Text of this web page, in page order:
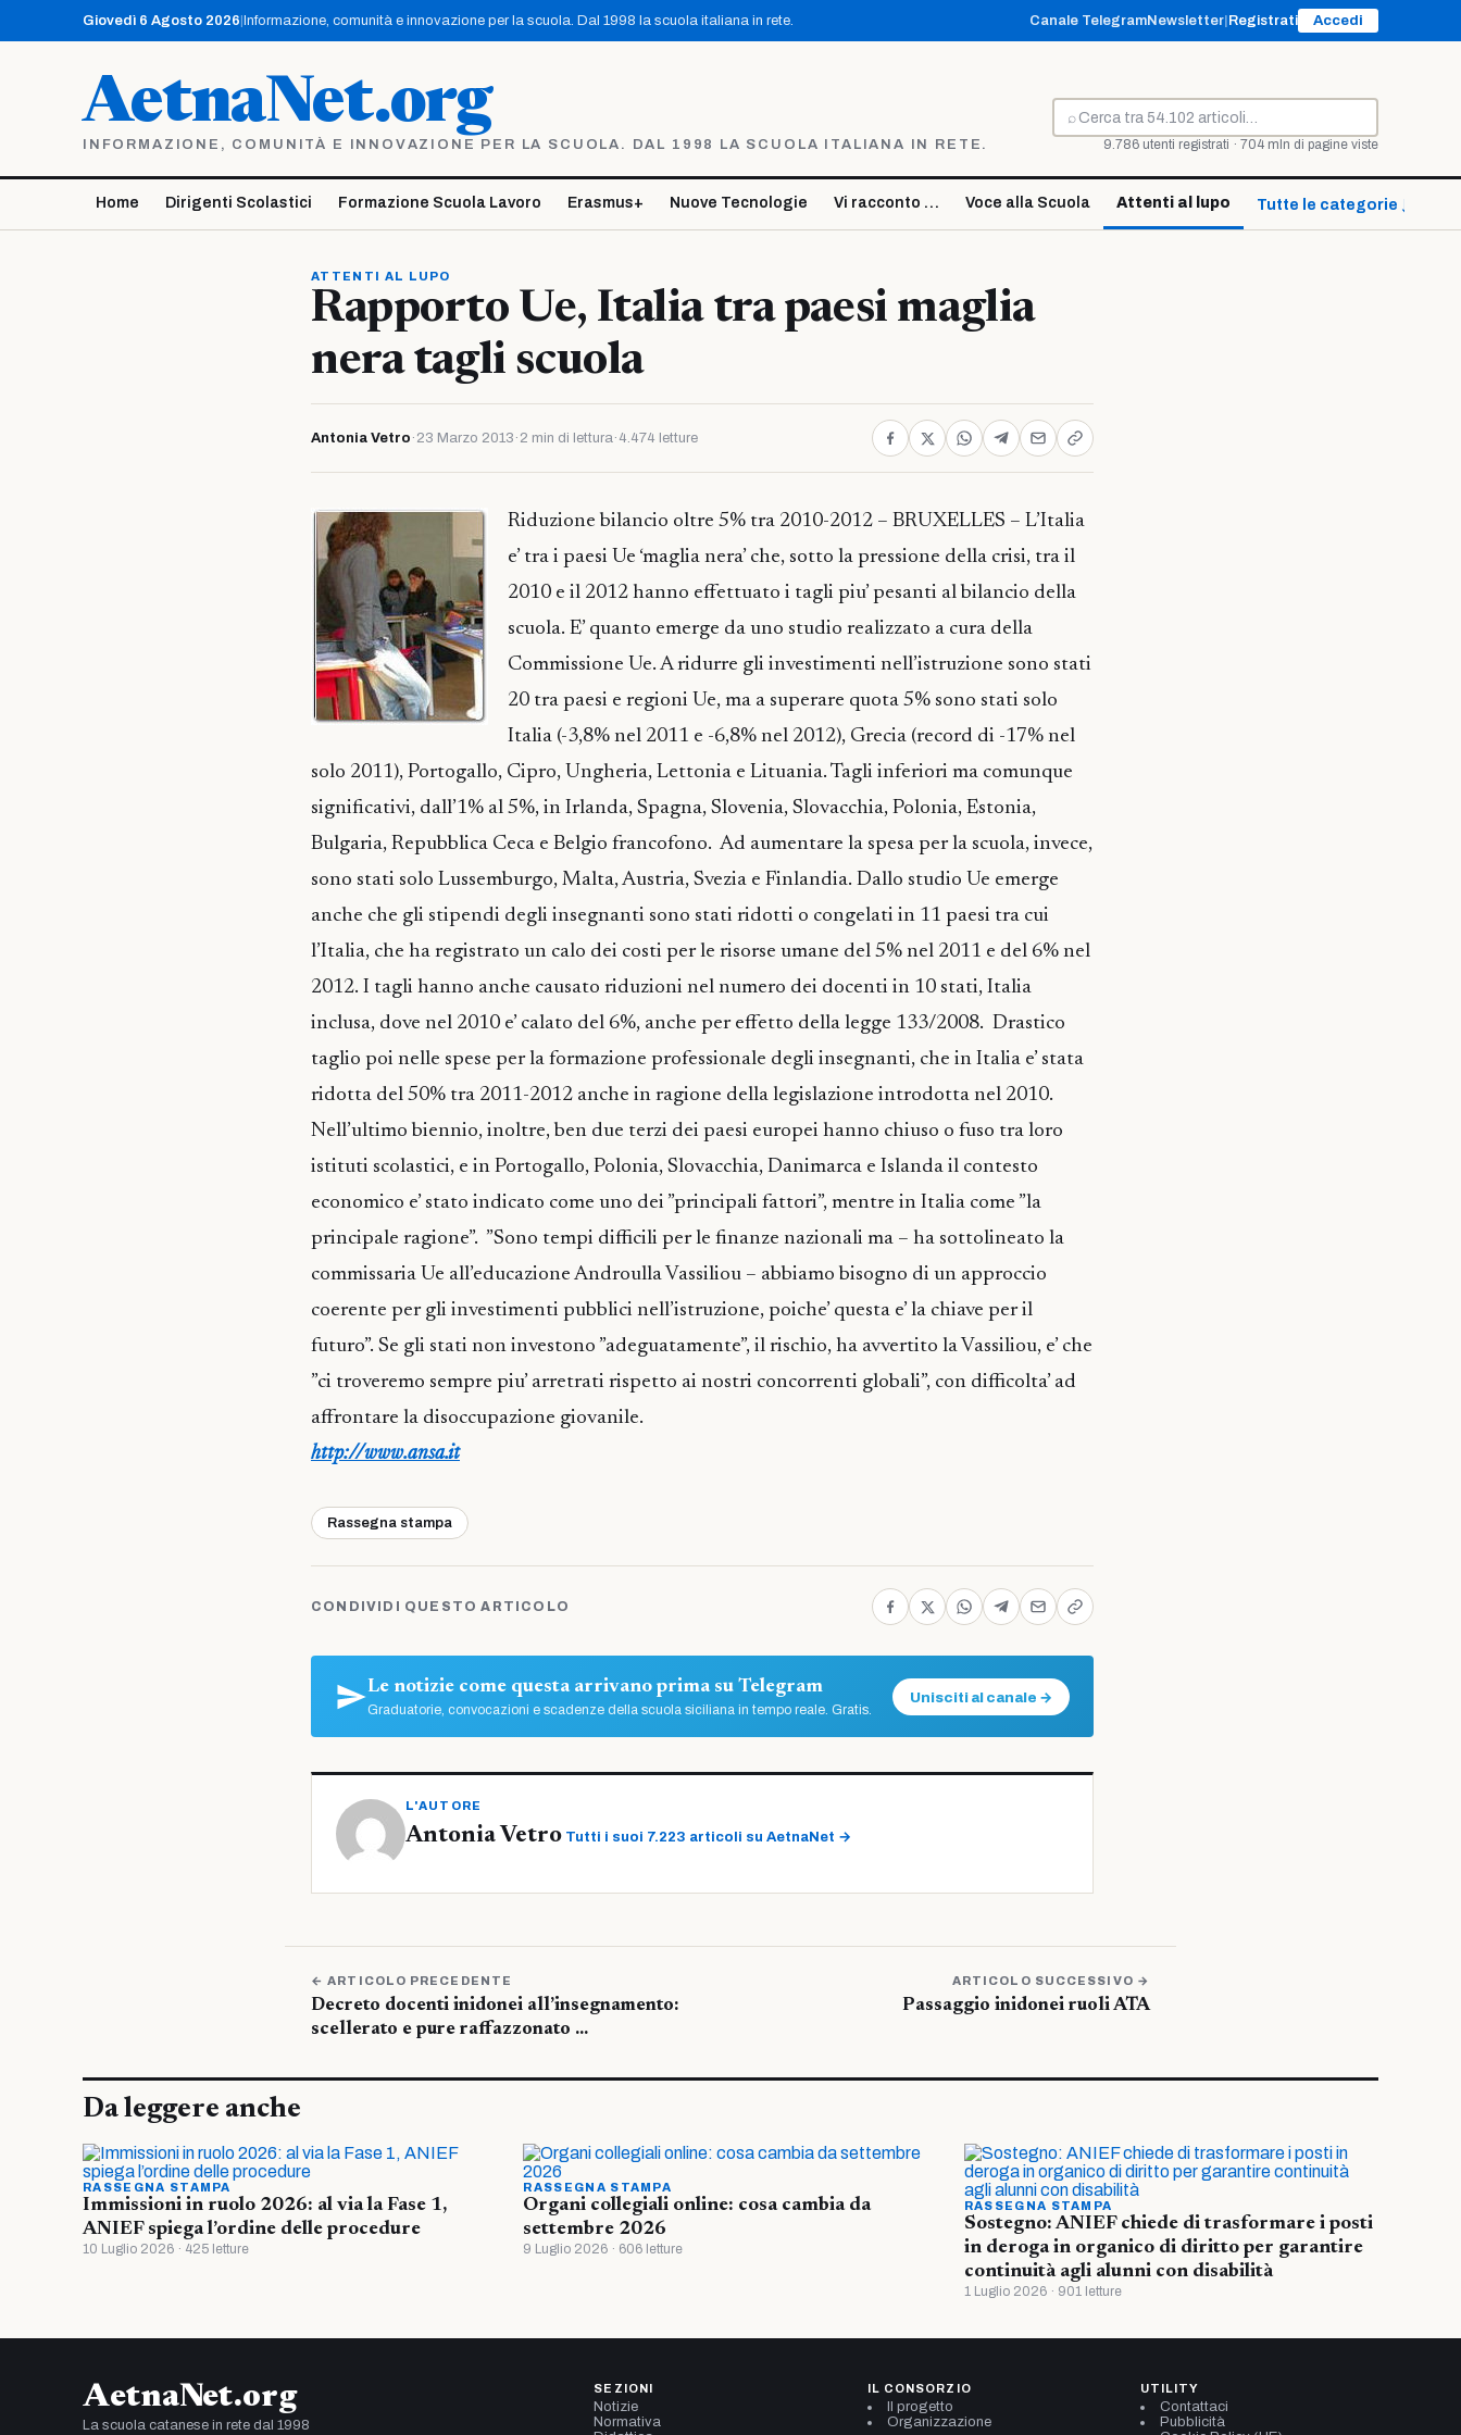
contenuto
Giovedì 6 Agosto 2026 Informazione, comunità e innovazione per la scuola. Dal 1998 la scuola italiana in rete. Canale TelegramNewsletter Registrati Accedi
AetnaNet.org
INFORMAZIONE, COMUNITÀ E INNOVAZIONE PER LA SCUOLA. DAL 1998 LA SCUOLA ITALIANA IN RETE.
⌕
Cerca
9.786 utenti registrati · 704 mln di pagine viste
Home Dirigenti Scolastici Formazione Scuola Lavoro Erasmus+ Nuove Tecnologie Vi racconto … Voce alla Scuola Attenti al lupo Tutte le categorie ↓
ATTENTI AL LUPO
Rapporto Ue, Italia tra paesi maglia
nera tagli scuola
Antonia Vetro · 23 Marzo 2013 · 2 min di lettura· 4.474 letture
Riduzione bilancio oltre 5% tra 2010-2012 – BRUXELLES – L’Italia
e’ tra i paesi Ue ‘maglia nera’ che, sotto la pressione della crisi, tra il
2010 e il 2012 hanno effettuato i tagli piu’ pesanti al bilancio della
scuola. E’ quanto emerge da uno studio realizzato a cura della
Commissione Ue. A ridurre gli investimenti nell’istruzione sono stati
20 tra paesi e regioni Ue, ma a superare quota 5% sono stati solo
Italia (-3,8% nel 2011 e -6,8% nel 2012), Grecia (record di -17% nel
solo 2011), Portogallo, Cipro, Ungheria, Lettonia e Lituania. Tagli inferiori ma comunque
significativi, dall’1% al 5%, in Irlanda, Spagna, Slovenia, Slovacchia, Polonia, Estonia,
Bulgaria, Repubblica Ceca e Belgio francofono. Ad aumentare la spesa per la scuola, invece,
sono stati solo Lussemburgo, Malta, Austria, Svezia e Finlandia. Dallo studio Ue emerge
anche che gli stipendi degli insegnanti sono stati ridotti o congelati in 11 paesi tra cui
l’Italia, che ha registrato un calo dei costi per le risorse umane del 5% nel 2011 e del 6% nel
2012. I tagli hanno anche causato riduzioni nel numero dei docenti in 10 stati, Italia
inclusa, dove nel 2010 e’ calato del 6%, anche per effetto della legge 133/2008. Drastico
taglio poi nelle spese per la formazione professionale degli insegnanti, che in Italia e’ stata
ridotta del 50% tra 2011-2012 anche in ragione della legislazione introdotta nel 2010.
Nell’ultimo biennio, inoltre, ben due terzi dei paesi europei hanno chiuso o fuso tra loro
istituti scolastici, e in Portogallo, Polonia, Slovacchia, Danimarca e Islanda il contesto
economico e’ stato indicato come uno dei ”principali fattori”, mentre in Italia come ”la
principale ragione”. ”Sono tempi difficili per le finanze nazionali ma – ha sottolineato la
commissaria Ue all’educazione Androulla Vassiliou – abbiamo bisogno di un approccio
coerente per gli investimenti pubblici nell’istruzione, poiche’ questa e’ la chiave per il
futuro”. Se gli stati non investono ”adeguatamente”, il rischio, ha avvertito la Vassiliou, e’ che
”ci troveremo sempre piu’ arretrati rispetto ai nostri concorrenti globali”, con difficolta’ ad
affrontare la disoccupazione giovanile.
http://www.ansa.it
Rassegna stampa
CONDIVIDI QUESTO ARTICOLO
Le notizie come questa arrivano prima su Telegram
Graduatorie, convocazioni e scadenze della scuola siciliana in tempo reale. Gratis.
Unisciti al canale →
L'AUTORE
Antonia Vetro Tutti i suoi 7.223 articoli su AetnaNet →
← ARTICOLO PRECEDENTE
Decreto docenti inidonei all’insegnamento:
scellerato e pure raffazzonato …
ARTICOLO SUCCESSIVO →
Passaggio inidonei ruoli ATA
Da leggere anche
RASSEGNA STAMPA
Immissioni in ruolo 2026: al via la Fase 1,
ANIEF spiega l’ordine delle procedure
10 Luglio 2026 · 425 letture
RASSEGNA STAMPA
Organi collegiali online: cosa cambia da
settembre 2026
9 Luglio 2026 · 606 letture
RASSEGNA STAMPA
Sostegno: ANIEF chiede di trasformare i posti
in deroga in organico di diritto per garantire
continuità agli alunni con disabilità
1 Luglio 2026 · 901 letture
AetnaNet.org
La scuola catanese in rete dal 1998
SEZIONI
Notizie
Normativa
IL CONSORZIO
Il progetto
Organizzazione
UTILITY
Contattaci
Pubblicità